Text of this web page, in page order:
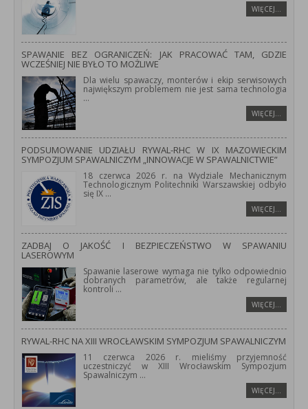
WIĘCEJ…
SPAWANIE BEZ OGRANICZEŃ: JAK PRACOWAĆ TAM, GDZIE
WCZEŚNIEJ NIE BYŁO TO MOŻLIWE
Dla wielu spawaczy, monterów i ekip serwisowych
największym problemem nie jest sama technologia
...
WIĘCEJ…
PODSUMOWANIE UDZIAŁU RYWAL-RHC W IX MAZOWIECKIM
SYMPOZJUM SPAWALNICZYM „INNOWACJE W SPAWALNICTWIE”
18 czerwca 2026 r. na Wydziale Mechanicznym
Technologicznym Politechniki Warszawskiej odbyło
się IX ...
WIĘCEJ…
ZADBAJ O JAKOŚĆ I BEZPIECZEŃSTWO W SPAWANIU
LASEROWYM
Spawanie laserowe wymaga nie tylko odpowiednio
dobranych parametrów, ale także regularnej
kontroli...
WIĘCEJ…
RYWAL-RHC NA XIII WROCŁAWSKIM SYMPOZJUM SPAWALNICZYM
11 czerwca 2026 r. mieliśmy przyjemność
uczestniczyć w XIII Wrocławskim Sympozjum
Spawalniczym ...
WIĘCEJ…